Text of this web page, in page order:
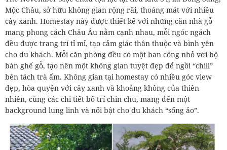
Mộc Châu, sở hữu không gian rộng rãi, thoáng mát với nhiều
cây xanh. Homestay này được thiết kế với những căn nhà gỗ
mang phong cách Châu Âu nằm cạnh nhau, mỗi ngóc ngách
đều được trang trí tỉ mỉ, tạo cảm giác thân thuộc và bình yên
cho du khách. Mỗi căn phòng đều có một ban công nhỏ với bộ
bàn ghế gỗ, tạo nên một không gian tuyệt đẹp để ngồi “chill”
bên tách trà ấm. Không gian tại homestay có nhiều góc view
đẹp, hòa quyện với cây xanh và khoảng không của thiên
nhiên, cùng các chi tiết bố trí chỉn chu, mang đến một
background lung linh và nổi bật cho du khách “sống ảo”.